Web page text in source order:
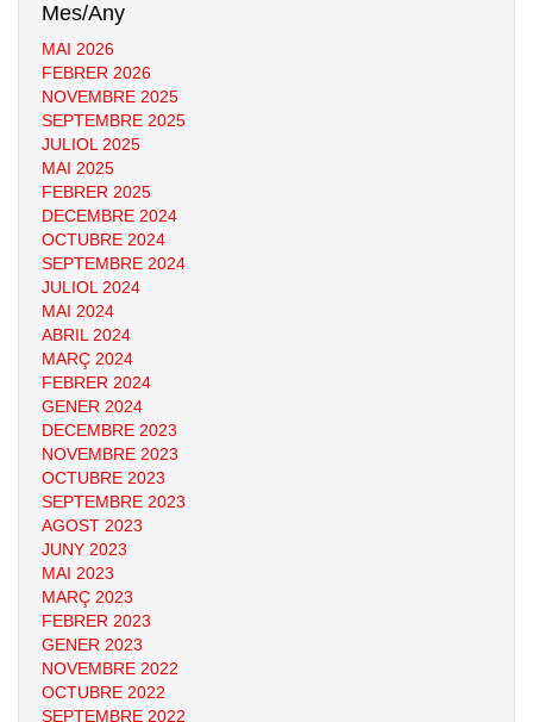
Mes/Any
MAI 2026
FEBRER 2026
NOVEMBRE 2025
SEPTEMBRE 2025
JULIOL 2025
MAI 2025
FEBRER 2025
DECEMBRE 2024
OCTUBRE 2024
SEPTEMBRE 2024
JULIOL 2024
MAI 2024
ABRIL 2024
MARÇ 2024
FEBRER 2024
GENER 2024
DECEMBRE 2023
NOVEMBRE 2023
OCTUBRE 2023
SEPTEMBRE 2023
AGOST 2023
JUNY 2023
MAI 2023
MARÇ 2023
FEBRER 2023
GENER 2023
NOVEMBRE 2022
OCTUBRE 2022
SEPTEMBRE 2022